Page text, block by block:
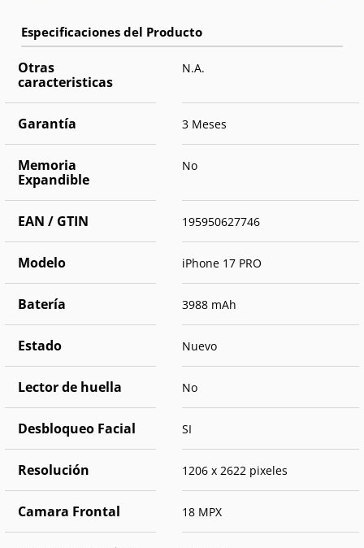
Otras
caracteristicas
N.A.
Garantía 3 Meses
Memoria
Expandible
No
EAN / GTIN 195950627746
Modelo iPhone 17 PRO
Batería 3988 mAh
Estado Nuevo
Lector de huella No
Desbloqueo Facial SI
Resolución 1206 x 2622 pixeles
Camara Frontal 18 MPX